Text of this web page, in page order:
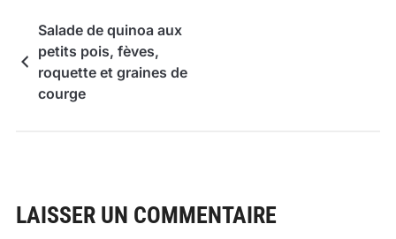
Salade de quinoa aux
petits pois, fèves,
roquette et graines de
courge
LAISSER UN COMMENTAIRE